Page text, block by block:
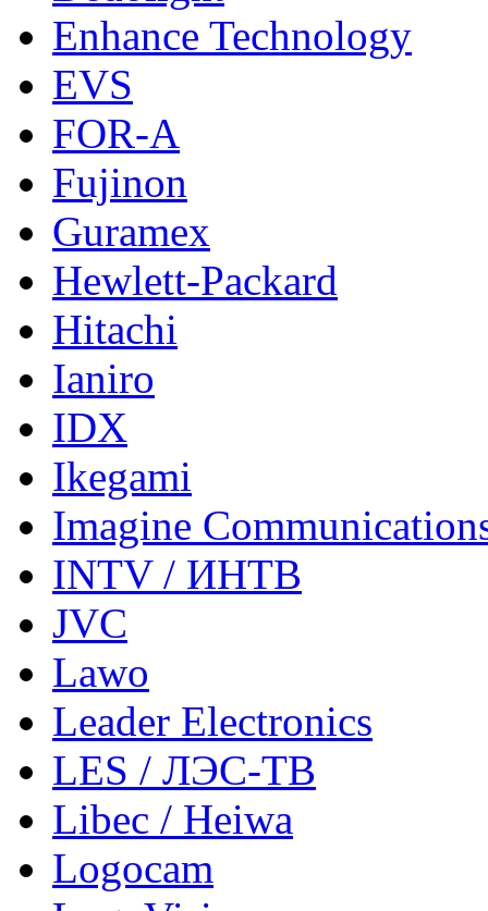
Enhance Technology
EVS
FOR-A
Fujinon
Guramex
Hewlett-Packard
Hitachi
Ianiro
IDX
Ikegami
Imagine
INTV / ИНТВ
JVC
Lawo
Leader Electronics
LES / ЛЭС-ТВ
Libec / Heiwa
Logocam